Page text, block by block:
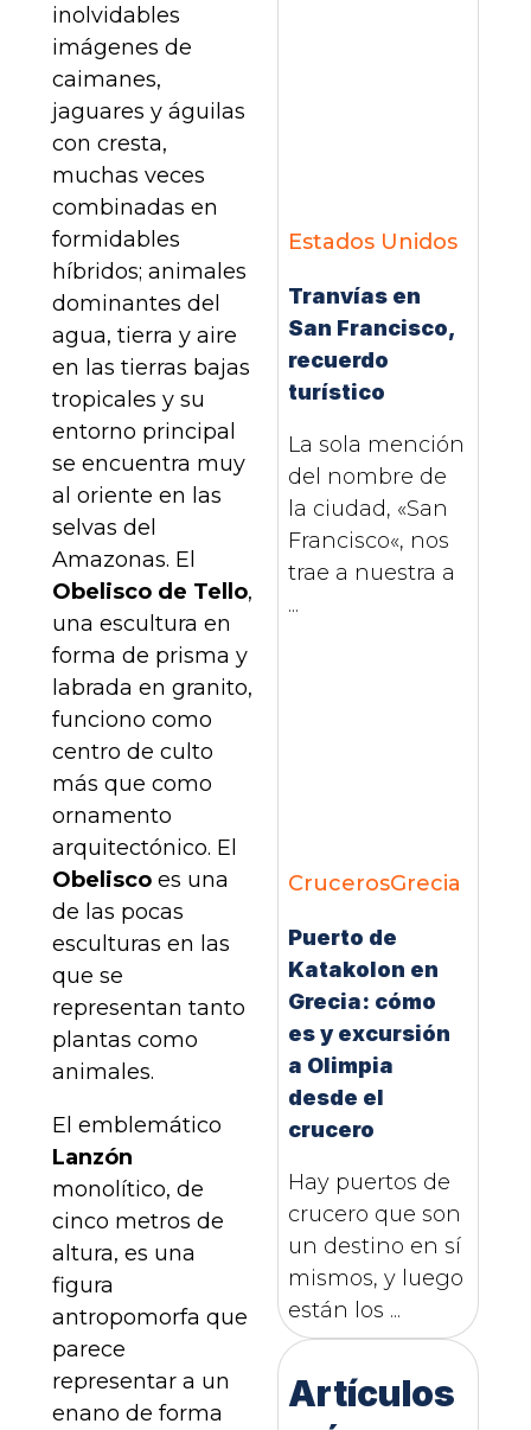
inolvidables
imágenes de
caimanes,
jaguares y águilas
con cresta,
muchas veces
combinadas en
formidables
híbridos; animales
dominantes del
agua, tierra y aire
en las tierras bajas
tropicales y su
entorno principal
se encuentra muy
al oriente en las
selvas del
Amazonas. El
Obelisco de Tello,
una escultura en
forma de prisma y
labrada en granito,
funciono como
centro de culto
más que como
ornamento
arquitectónico. El
Obelisco es una
de las pocas
esculturas en las
que se
representan tanto
plantas como
animales.
El emblemático
Lanzón
monolítico, de
cinco metros de
altura, es una
figura
antropomorfa que
parece
representar a un
enano de forma
Estados Unidos
Tranvías en
San Francisco,
recuerdo
turístico
La sola mención
del nombre de
la ciudad, «San
Francisco«, nos
trae a nuestra a
...
CrucerosGrecia
Puerto de
Katakolon en
Grecia: cómo
es y excursión
a Olimpia
desde el
crucero
Hay puertos de
crucero que son
un destino en sí
mismos, y luego
están los ...
Artículos